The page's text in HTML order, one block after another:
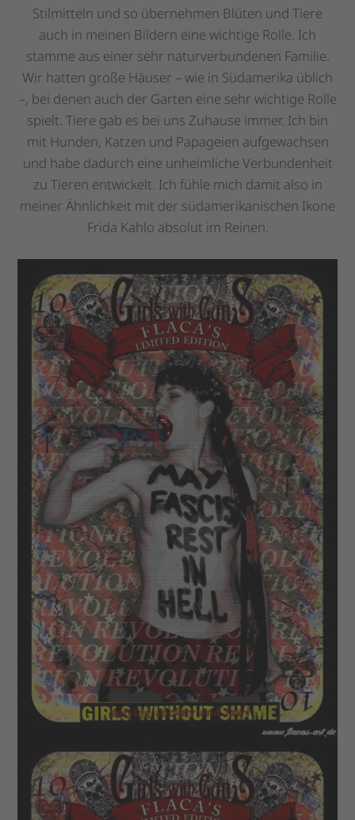
Stilmitteln und so übernehmen Blüten und Tiere
auch in meinen Bildern eine wichtige Rolle. Ich
stamme aus einer sehr naturverbundenen Familie.
Wir hatten große Häuser – wie in Südamerika üblich
–, bei denen auch der Garten eine sehr wichtige Rolle
spielt. Tiere gab es bei uns Zuhause immer. Ich bin
mit Hunden, Katzen und Papageien aufgewachsen
und habe dadurch eine unheimliche Verbundenheit
zu Tieren entwickelt. Ich fühle mich damit also in
meiner Ähnlichkeit mit der südamerikanischen Ikone
Frida Kahlo absolut im Reinen.